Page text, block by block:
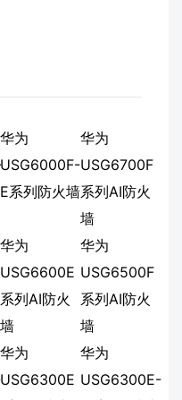
华为
USG6000F-
E系列防火墙
华为
USG6700F
系列AI防火
墙
华为
USG6600E
系列AI防火
墙
华为
USG6500F
系列AI防火
墙
华为
USG6300E
华为
USG6300E-